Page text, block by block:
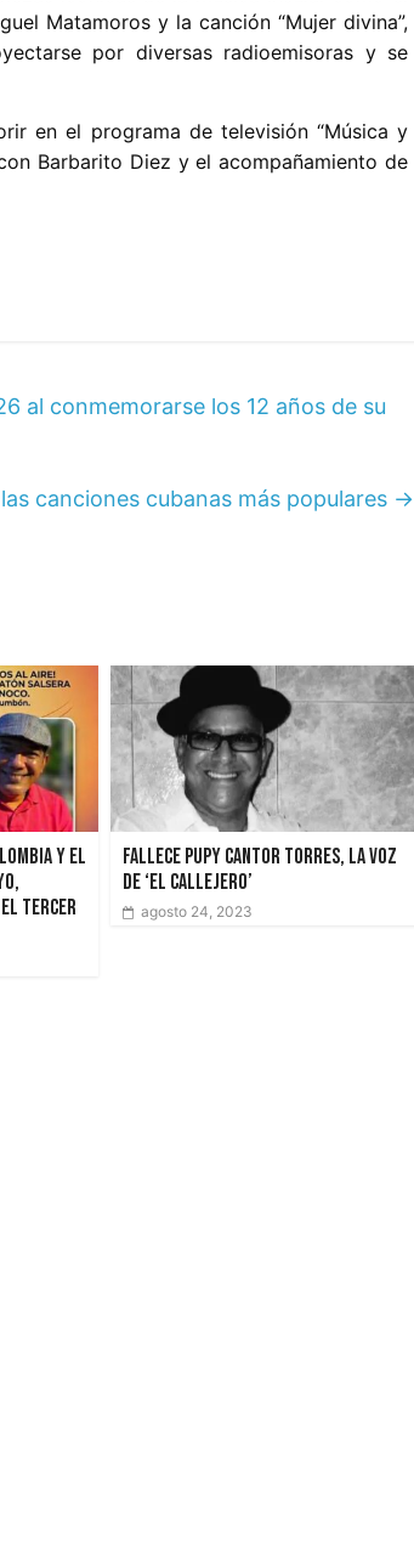
Matamoros y la canción “Mujer divina”,
por diversas radioemisoras y se
en el programa de televisión “Música y
Barbarito Diez y el acompañamiento de
al conmemorarse los 12 años de su
canciones cubanas más populares →
y el
el tercer
Fallece Pupy Cantor Torres, la voz
de ‘El Callejero’
agosto 24, 2023